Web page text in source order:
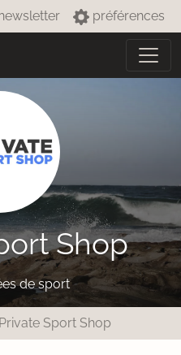
préférences
Shop
de sport
Private Sport Shop